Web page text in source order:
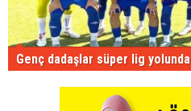
Genç dadaşlar süper lig yolunda